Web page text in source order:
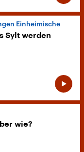
Einheimische
Sylt werden
wie?